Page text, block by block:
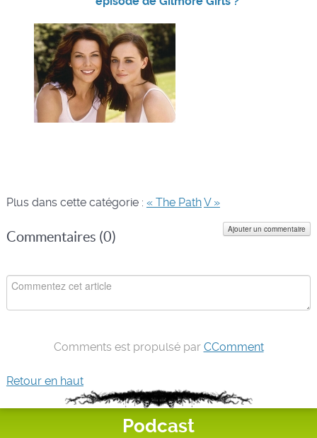
Plus dans cette catégorie : « The PathV »
Commentaires (0)
Ajouter un commentaire
Comments est propulsé par CComment
Retour en haut
Podcast